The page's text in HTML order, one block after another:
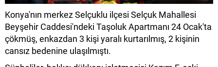
Konya'nın merkez Selçuklu ilçesi Selçuk Mahallesi
Beyşehir Caddesi'ndeki Taşoluk Apartmanı 24 Ocak'ta
çökmüş, enkazdan 3 kişi yaralı kurtarılmış, 2 kişinin
cansız bedenine ulaşılmıştı.